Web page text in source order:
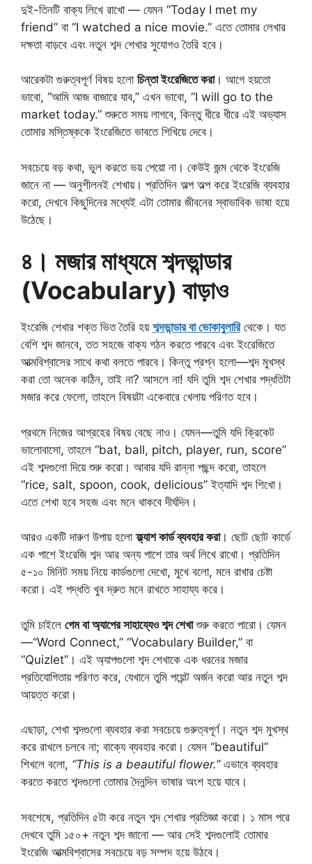
দুই-তিনটি বাক্য লিখে রাখো — যেমন “Today I met my
friend” বা “I watched a nice movie.” এতে তোমার লেখার
দক্ষতা বাড়বে এবং নতুন শব্দ শেখার সুযোগও তৈরি হবে।
আরেকটা গুরুত্বপূর্ণ বিষয় হলো চিন্তা ইংরেজিতে করা। আগে হয়তো
ভাবো, “আমি আজ বাজারে যাব,” এখন ভাবো, “I will go to the
market today.” শুরুতে সময় লাগবে, কিন্তু ধীরে ধীরে এই অভ্যাস
তোমার মস্তিষ্ককে ইংরেজিতে ভাবতে শিখিয়ে দেবে।
সবচেয়ে বড় কথা, ভুল করতে ভয় পেয়ো না। কেউই জন্ম থেকে ইংরেজি
জানে না — অনুশীলনই শেখায়। প্রতিদিন অল্প অল্প করে ইংরেজি ব্যবহার
করো, দেখবে কিছুদিনের মধ্যেই এটা তোমার জীবনের স্বাভাবিক ভাষা হয়ে
উঠেছে।
৪। মজার মাধ্যমে শব্দভান্ডার
(Vocabulary) বাড়াও
ইংরেজি শেখার শক্ত ভিত তৈরি হয় শব্দভান্ডার বা ভোকাবুলারিথেকে। যত
বেশি শব্দ জানবে, তত সহজে বাক্য গঠন করতে পারবে এবং ইংরেজিতে
আত্মবিশ্বাসের সাথে কথা বলতে পারবে। কিন্তু প্রশ্ন হলো—শব্দ মুখস্থ
করা তো অনেক কঠিন, তাই না? আসলে না! যদি তুমি শব্দ শেখার পদ্ধতিটা
মজার করে ফেলো, তাহলে বিষয়টা একেবারে খেলায় পরিণত হবে।
প্রথমে নিজের আগ্রহের বিষয় বেছে নাও। যেমন—তুমি যদি ক্রিকেট
ভালোবাসো, তাহলে “bat, ball, pitch, player, run, score”
এই শব্দগুলো দিয়ে শুরু করো। আবার যদি রান্না পছন্দ করো, তাহলে
“rice, salt, spoon, cook, delicious” ইত্যাদি শব্দ শিখো।
এতে শেখা হবে সহজ এবং মনে থাকবে দীর্ঘদিন।
আরও একটি দারুণ উপায় হলোফ্ল্যাশ কার্ড ব্যবহার করা। ছোট ছোট কার্ডে
এক পাশে ইংরেজি শব্দ আর অন্য পাশে তার অর্থ লিখে রাখো। প্রতিদিন
৫-১০ মিনিট সময় নিয়ে কার্ডগুলো দেখো, মুখে বলো, মনে রাখার চেষ্টা
করো। এই পদ্ধতি খুব দ্রুত মনে রাখতে সাহায্য করে।
তুমি চাইলে গেম বা অ্যাপের সাহায্যেও শব্দ শেখাশুরু করতে পারো। যেমন
—“Word Connect,” “Vocabulary Builder,” বা
“Quizlet”। এই অ্যাপগুলো শব্দ শেখাকে এক ধরনের মজার
প্রতিযোগিতায় পরিণত করে, যেখানে তুমি পয়েন্ট অর্জন করো আর নতুন শব্দ
আয়ত্ত করো।
এছাড়া, শেখা শব্দগুলো ব্যবহার করা সবচেয়ে গুরুত্বপূর্ণ। নতুন শব্দ মুখস্থ
করে রাখলে চলবে না; বাক্যে ব্যবহার করো। যেমন “beautiful”
শিখলে বলো, “This is a beautiful flower.”এভাবে ব্যবহার
করতে করতে শব্দগুলো তোমার দৈনন্দিন ভাষার অংশ হয়ে যাবে।
সবশেষে, প্রতিদিন ৫টা করে নতুন শব্দ শেখার প্রতিজ্ঞা করো। ১ মাস পরে
দেখবে তুমি ১৫০+ নতুন শব্দ জানো — আর সেই শব্দগুলোই তোমার
ইংরেজি আত্মবিশ্বাসের সবচেয়ে বড় সম্পদ হয়ে উঠবে।